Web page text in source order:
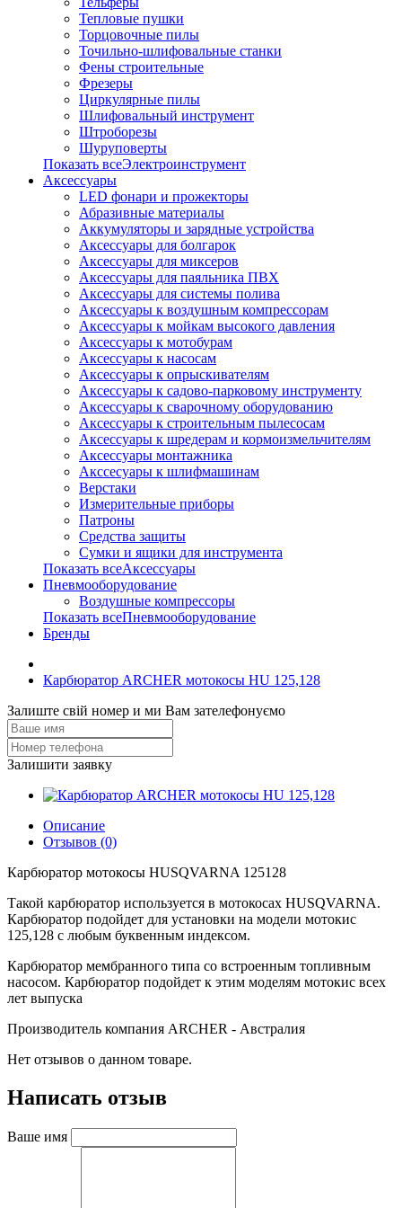
Тепловые пушки
Торцовочные пилы
Точильно-шлифовальные станки
Фены строительные
Фрезеры
Циркулярные пилы
Шлифовальный инструмент
Штроборезы
Шуруповерты
Показать всеЭлектроинструмент
Аксессуары
LED фонари и прожекторы
Абразивные материалы
Аккумуляторы и зарядные устройства
Аксессуары для болгарок
Аксессуары для миксеров
Аксессуары для паяльника ПВХ
Аксессуары для системы полива
Аксессуары к воздушным компрессорам
Аксессуары к мойкам высокого давления
Аксессуары к мотобурам
Аксессуары к насосам
Аксессуары к опрыскивателям
Аксессуары к садово-парковому инструменту
Аксессуары к сварочному оборудованию
Аксессуары к строительным пылесосам
Аксессуары к шредерам и кормоизмельчителям
Аксессуары монтажника
Акссесуары к шлифмашинам
Верстаки
Измерительные приборы
Патроны
Средства защиты
Сумки и ящики для инструмента
Показать всеАксессуары
Пневмооборудование
Воздушные компрессоры
Показать всеПневмооборудование
Бренды
Карбюратор ARCHER мотокосы HU 125,128
Залиште свій номер и ми Вам зателефонуємо
Залишити заявку
Описание
Отзывов (0)
Карбюратор мотокосы HUSQVARNA 125128
Такой карбюратор используется в мотокосах HUSQVARNA.
Карбюратор подойдет для установки на модели мотокис
125,128 с любым буквенным индексом.
Карбюратор мембранного типа со встроенным топливным
насосом. Карбюратор подойдет к этим моделям мотокис всех
лет выпуска
Производитель компания ARCHER - Австралия
Нет отзывов о данном товаре.
Написать отзыв
Ваше имя